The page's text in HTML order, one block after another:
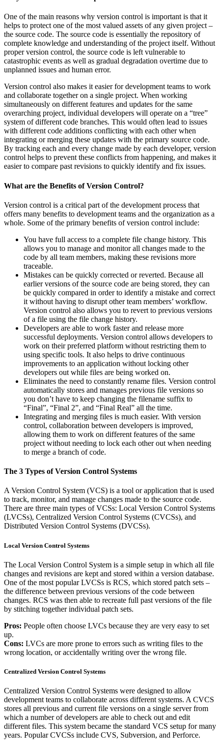
One of the main reasons why version control is important is that it
helps to protect one of the most valued assets of any given project –
the source code. The source code is essentially the repository of
complete knowledge and understanding of the project itself. Without
proper version control, the source code is left vulnerable to
catastrophic events as well as gradual degradation overtime due to
unplanned issues and human error.
Version control also makes it easier for development teams to work
and collaborate together on a single project. When working
simultaneously on different features and updates for the same
overarching project, individual developers will operate on a “tree”
system of different code branches. This would often lead to issues
with different code additions conflicting with each other when
integrating or merging these updates with the primary source code.
By tracking each and every change made by each developer, version
control helps to prevent these conflicts from happening, and makes it
easier to compare past revisions to quickly identify and fix issues.
What are the Benefits of Version Control?
Version control is a critical part of the development process that
offers many benefits to development teams and the organization as a
whole. Some of the primary benefits of version control include:
You have full access to a complete file change history. This
allows you to manage and monitor all changes made to the
code by all team members, making these revisions more
traceable.
Mistakes can be quickly corrected or reverted. Because all
earlier versions of the source code are being stored, they can
be quickly compared in order to identify a mistake and correct
it without having to disrupt other team members’ workflow.
Version control also allows you to revert to previous versions
of a file using the file change history.
Developers are able to work faster and release more
successful deployments. Version control allows developers to
work on their preferred platform without restricting them to
using specific tools. It also helps to drive continuous
improvements to an application without locking other
developers out while files are being worked on.
Eliminates the need to constantly rename files. Version control
automatically stores and manages previous file versions so
you don’t have to keep changing the filename suffix to
“Final”, “Final 2”, and “Final Real” all the time.
Integrating and merging files is much easier. With version
control, collaboration between developers is improved,
allowing them to work on different features of the same
project without needing to lock each other out when needing
to merge a branch of code.
The 3 Types of Version Control Systems
A Version Control System (VCS) is a tool or application that is used
to track, monitor, and manage changes made to the source code.
There are three main types of VCSs: Local Version Control Systems
(LVCSs), Centralized Version Control Systems (CVCSs), and
Distributed Version Control Systems (DVCSs).
Local Version Control Systems
The Local Version Control System is a simple setup in which all file
changes and revisions are kept and stored within a version database.
One of the most popular LVCSs is RCS, which stored patch sets –
the difference between previous versions of the code between
changes. RCS was then able to recreate full past versions of the file
by stitching together individual patch sets.
Pros: People often choose LVCs because they are very easy to set
up.
Cons: LVCs are more prone to errors such as writing files to the
wrong location, or accidentally writing over the wrong file.
Centralized Version Control Systems
Centralized Version Control Systems were designed to allow
development teams to collaborate across different systems. A CVCS
stores all previous and current file versions on a single server from
which a number of developers are able to check out and edit
different files. This system became the standard VCS setup for many
years. Popular CVCSs include CVS, Subversion, and Perforce.